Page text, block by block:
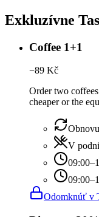
Exkluzívne
Coffee 1+1
−89 Kč
Order two
cheaper or the
V
Odomknúť v